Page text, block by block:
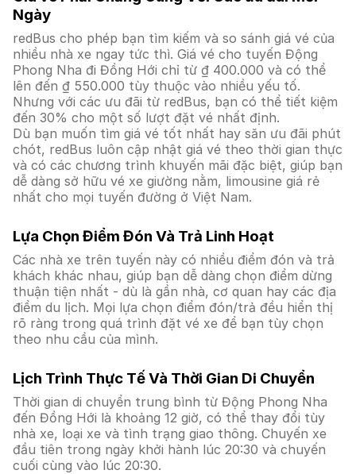
Ngày
redBus cho phép bạn tìm kiếm và so sánh giá vé của
nhiều nhà xe ngay tức thì. Giá vé cho tuyến Động
Phong Nha đi Đồng Hới chỉ từ ₫ 400.000 và có thể
lên đến ₫ 550.000 tùy thuộc vào nhiều yếu tố.
Nhưng với các ưu đãi từ redBus, bạn có thể tiết kiệm
đến 30% cho một số lượt đặt vé nhất định.
Dù bạn muốn tìm giá vé tốt nhất hay săn ưu đãi phút
chót, redBus luôn cập nhật giá vé theo thời gian thực
và có các chương trình khuyến mãi đặc biệt, giúp bạn
dễ dàng sở hữu vé xe giường nằm, limousine giá rẻ
nhất cho mọi tuyến đường ở Việt Nam.
Lựa Chọn Điểm Đón Và Trả Linh Hoạt
Các nhà xe trên tuyến này có nhiều điểm đón và trả
khách khác nhau, giúp bạn dễ dàng chọn điểm dừng
thuận tiện nhất - dù là gần nhà, cơ quan hay các địa
điểm du lịch. Mọi lựa chọn điểm đón/trả đều hiển thị
rõ ràng trong quá trình đặt vé xe để bạn tùy chọn
theo nhu cầu của mình.
Lịch Trình Thực Tế Và Thời Gian Di Chuyển
Thời gian di chuyển trung bình từ Động Phong Nha
đến Đồng Hới là khoảng 12 giờ, có thể thay đổi tùy
nhà xe, loại xe và tình trạng giao thông. Chuyến xe
đầu tiên trong ngày khởi hành lúc 20:30 và chuyến
cuối cùng vào lúc 20:30.